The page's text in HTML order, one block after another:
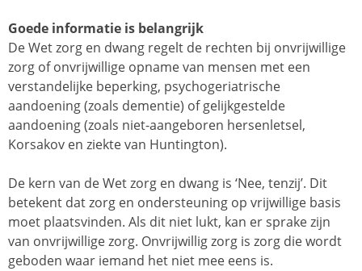
Goede informatie is belangrijk
De Wet zorg en dwang regelt de rechten bij onvrijwillige
zorg of onvrijwillige opname van mensen met een
verstandelijke beperking, psychogeriatrische
aandoening (zoals dementie) of gelijkgestelde
aandoening (zoals niet-aangeboren hersenletsel,
Korsakov en ziekte van Huntington).
De kern van de Wet zorg en dwang is ‘Nee, tenzij’. Dit
betekent dat zorg en ondersteuning op vrijwillige basis
moet plaatsvinden. Als dit niet lukt, kan er sprake zijn
van onvrijwillige zorg. Onvrijwillig zorg is zorg die wordt
geboden waar iemand het niet mee eens is.